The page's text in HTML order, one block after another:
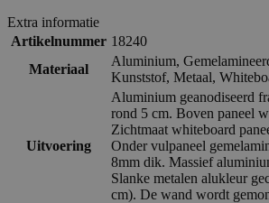
Extra informatie
Artikelnummer 18240
Materiaal
Aluminium,
Kunststof, Metaal,
Uitvoering
Aluminium geanodiseerd
rond 5 cm. Boven paneel
Zichtmaat whiteboard
Onder vulpaneel
8mm dik. Massief
Slanke metalen alukleur
cm). De wand wordt